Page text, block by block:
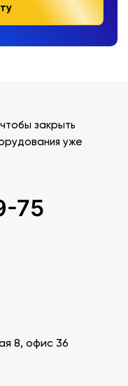
закрыть
уже
75
8, офис 36